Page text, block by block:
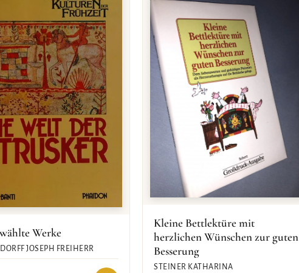
Werke
JOSEPH FREIHERR
Kleine Bettlektüre mit
herzlichen Wünschen zur guten
Besserung
STEINER KATHARINA